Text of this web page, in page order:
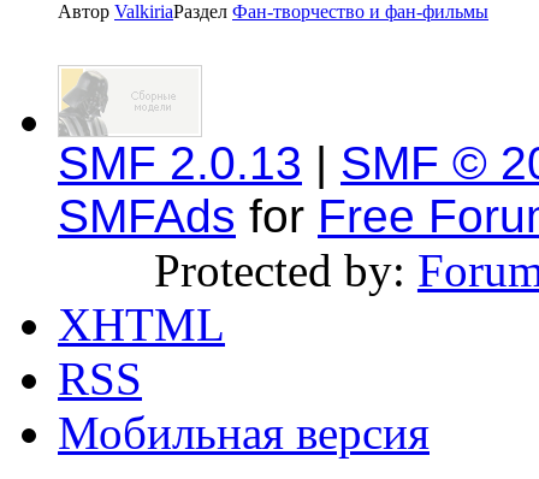
Автор ValkiriaРаздел Фан-творчество и фан-фильмы
SMF 2.0.13 | SMF ©
SMFAds for Free
Protected by:
XHTML
RSS
Мобильная версия